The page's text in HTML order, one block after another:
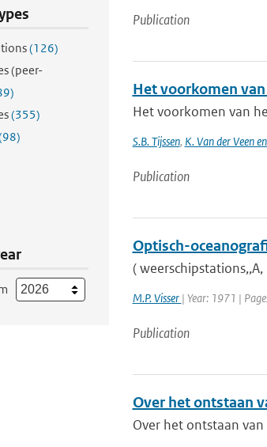
(126)
(peer-
(355)
Publication
Het voorkomen
Het voorkomen van
S.B. Tijssen, K. Van der Veen
Publication
Optisch-
( weerschipstations,,A,
M.P. Visser | Year: 1971 |
Publication
Over het ontstaan
Over het ontstaan